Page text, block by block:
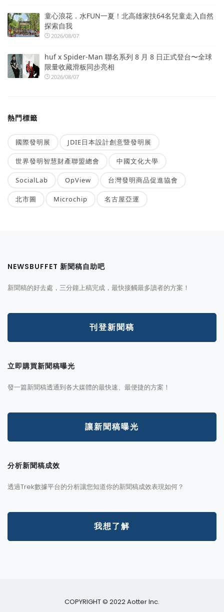
童心浪花．水FUN一夏！北高雄家扶64名兒童走入自然
探索自我
2026/08/07
huf x Spider-Man 聯名系列 8 月 8 日正式登台〜全球
限量收藏滑板同步亮相
2026/08/07
熱門標籤
國際發明展 JDIE日本設計創意暨發明展
世界發明智慧財產聯盟總會 中國文化大學
SocialLab OpView 台灣發明商品促進協會
北市圖 Microchip 名古屋亞運
NEWSBUFFET 新聞稿自助吧
新聞稿的好去處，三分鐘上稿完成，最快接觸最多讀者的方案！
刊登新聞稿
立即購買新聞稿曝光
發一篇新聞稿透通到各大媒體的最快速、最便捷的方案！
讓新聞稿曝光
分析新聞稿成效
透過Trek數據平台的分析讓您知道你的新聞稿成效表現如何？
我想了解
COPYRIGHT © 2022 Aotter Inc.